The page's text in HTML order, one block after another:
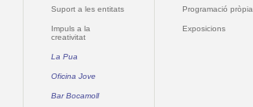
Suport a les entitats
Impuls a la
creativitat
La Pua
Oficina Jove
Bar Bocamoll
Programació pròpia
Exposicions